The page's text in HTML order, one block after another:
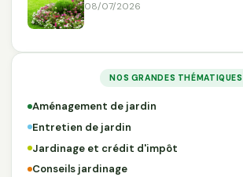
08/07/2026
NOS GRANDES THÉMATIQUES
Aménagement de jardin
Entretien de jardin
Jardinage et crédit d'impôt
Conseils jardinage